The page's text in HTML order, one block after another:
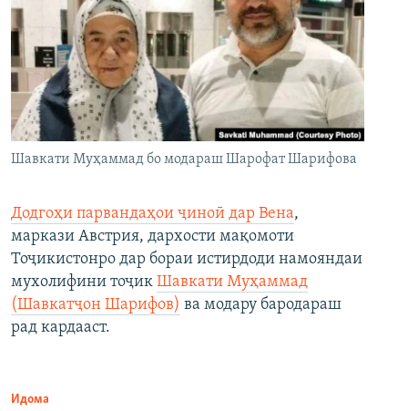
Шавкати Муҳаммад бо модараш Шарофат Шарифова
Додгоҳи парвандаҳои ҷиноӣ дар Вена,
маркази Австрия, дархости мақомоти
Тоҷикистонро дар бораи истирдоди намояндаи
мухолифини тоҷик Шавкати Муҳаммад
(Шавкатҷон Шарифов) ва модару бародараш
рад кардааст.
Идома